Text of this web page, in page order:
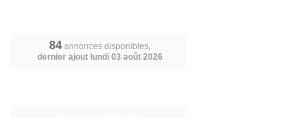
84annonces disponibles,
dernier ajout lundi 03 août 2026